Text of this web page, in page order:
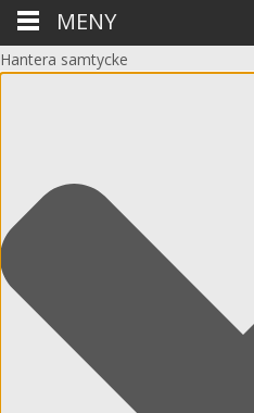
Hantera samtycke
MENY